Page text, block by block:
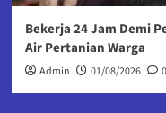
Bekerja 24 Jam Demi
Air Pertanian Warga
Admin 01/08/2026 0